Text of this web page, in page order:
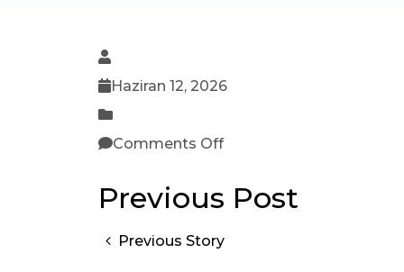
Haziran 12, 2026
Comments Off
Previous Post
Previous Story